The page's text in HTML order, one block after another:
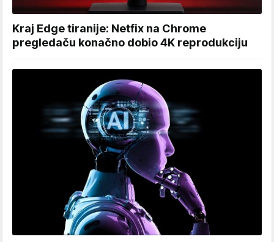
Kraj Edge tiranije: Netfix na Chrome
pregledaču konačno dobio 4K reprodukciju